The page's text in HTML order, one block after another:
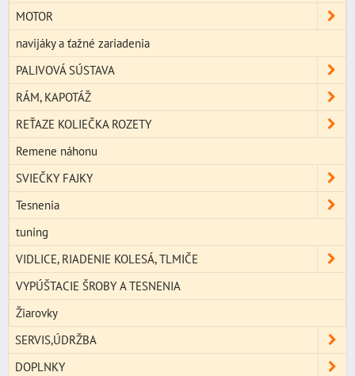
MOTOR
navijáky a ťažné zariadenia
PALIVOVÁ SÚSTAVA
RÁM, KAPOTÁŽ
REŤAZE KOLIEČKA ROZETY
Remene náhonu
SVIEČKY FAJKY
Tesnenia
tuning
VIDLICE, RIADENIE KOLESÁ, TLMIČE
VYPÚŠTACIE ŠROBY A TESNENIA
Žiarovky
SERVIS,ÚDRŽBA
DOPLNKY